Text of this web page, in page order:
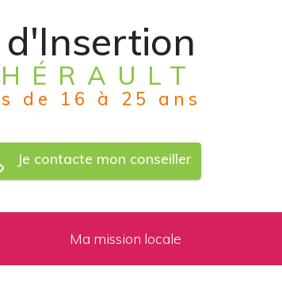
de 16 à 25 ans
Je contacte mon conseiller
Ma mission locale